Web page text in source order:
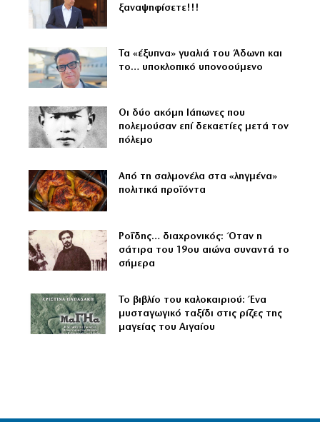
ξαναψηφίσετε!!!
Τα «έξυπνα» γυαλιά του Άδωνη και
το… υποκλοπικό υπονοούμενο
Οι δύο ακόμη Ιάπωνες που
πολεμούσαν επί δεκαετίες μετά τον
πόλεμο
Από τη σαλμονέλα στα «ληγμένα»
πολιτικά προϊόντα
Ροΐδης… διαχρονικός: Όταν η
σάτιρα του 19ου αιώνα συναντά το
σήμερα
Το βιβλίο του καλοκαιριού: Ένα
μυσταγωγικό ταξίδι στις ρίζες της
μαγείας του Αιγαίου